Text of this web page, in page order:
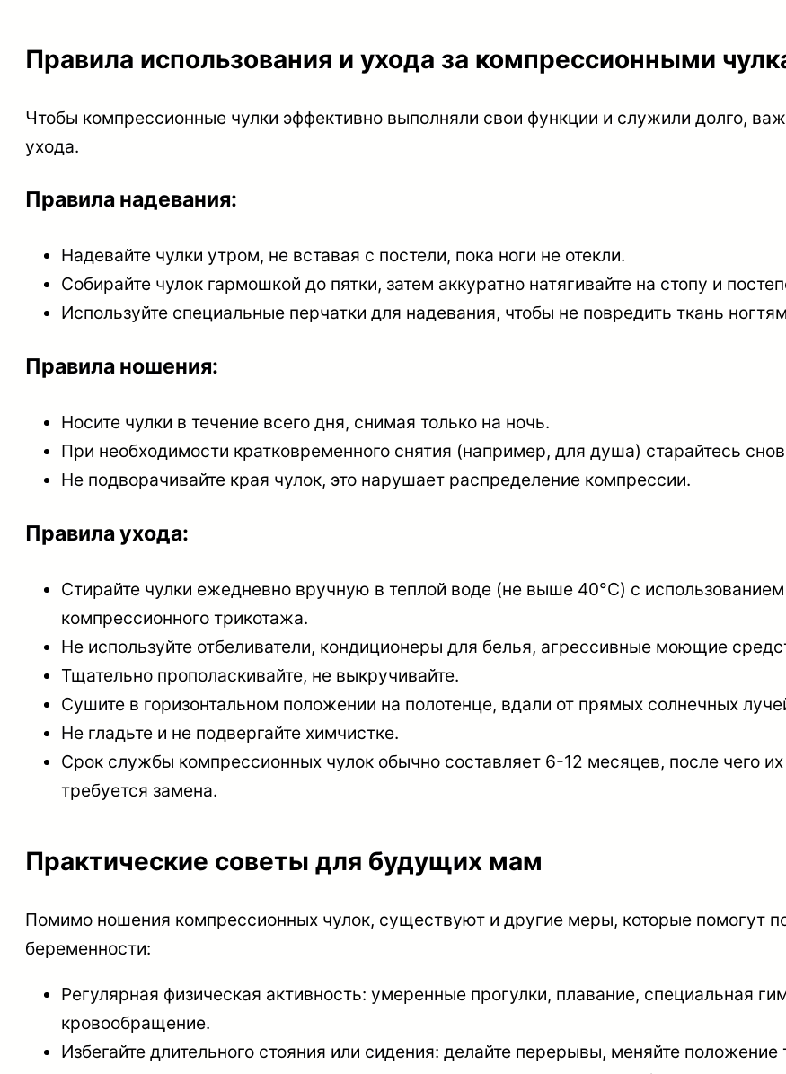
Правила использования и ухода за компрессионными
Чтобы компрессионные чулки эффективно выполняли свои функции и служили долго,
ухода.
Правила надевания:
Надевайте чулки утром, не вставая с постели, пока ноги не отекли.
Собирайте чулок гармошкой до пятки, затем аккуратно натягивайте на стопу и
Используйте специальные перчатки для надевания, чтобы не повредить ткань
Правила ношения:
Носите чулки в течение всего дня, снимая только на ночь.
При необходимости кратковременного снятия (например, для душа) старайтесь
Не подворачивайте края чулок, это нарушает распределение компрессии.
Правила ухода:
Стирайте чулки ежедневно вручную в теплой воде (не выше 40°C) с
компрессионного трикотажа.
Не используйте отбеливатели, кондиционеры для белья, агрессивные моющие
Тщательно прополаскивайте, не выкручивайте.
Сушите в горизонтальном положении на полотенце, вдали от прямых солнечных
Не гладьте и не подвергайте химчистке.
Срок службы компрессионных чулок обычно составляет 6-12 месяцев, после чего
требуется замена.
Практические советы для будущих мам
Помимо ношения компрессионных чулок, существуют и другие меры, которые помогут
беременности:
Регулярная физическая активность: умеренные прогулки, плавание, специальная
кровообращение.
Избегайте длительного стояния или сидения: делайте перерывы, меняйте положение